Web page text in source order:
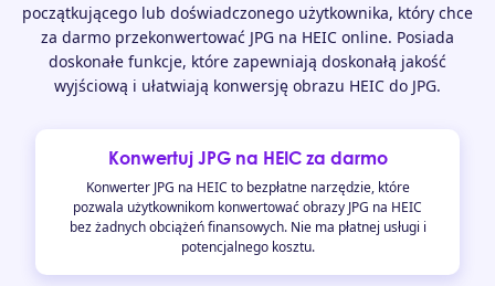
początkującego lub doświadczonego użytkownika, który chce
za darmo przekonwertować JPG na HEIC online. Posiada
doskonałe funkcje, które zapewniają doskonałą jakość
wyjściową i ułatwiają konwersję obrazu HEIC do JPG.
Konwertuj JPG na HEIC za darmo
Konwerter JPG na HEIC to bezpłatne narzędzie, które
pozwala użytkownikom konwertować obrazy JPG na HEIC
bez żadnych obciążeń finansowych. Nie ma płatnej usługi i
potencjalnego kosztu.